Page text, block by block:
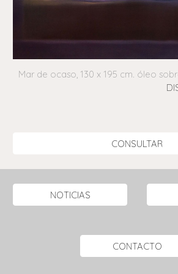
Mar de ocaso, 130 x 195 cm.
CONSULTAR
NOTICIAS
CONTACTO